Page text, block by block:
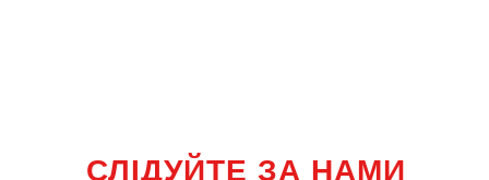
СЛІДУЙТЕ ЗА НАМИ